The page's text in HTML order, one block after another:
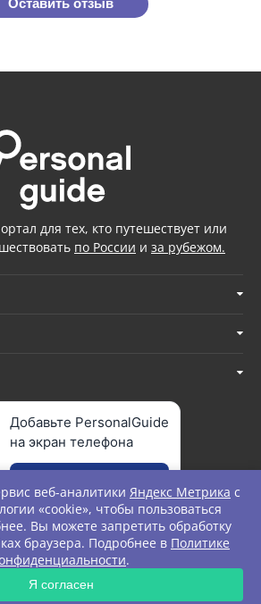
Оставить отзыв
для тех, кто путешествует или
по России и за рубежом.
Добавьте PersonalGuide
на экран телефона
Guide. All rights Reserved.
веб-аналитики Яндекс Метрика с
«cookie», чтобы пользоваться
Вы можете запретить обработку
браузера. Подробнее в Политике
.
Я согласен
ЗАПРОС